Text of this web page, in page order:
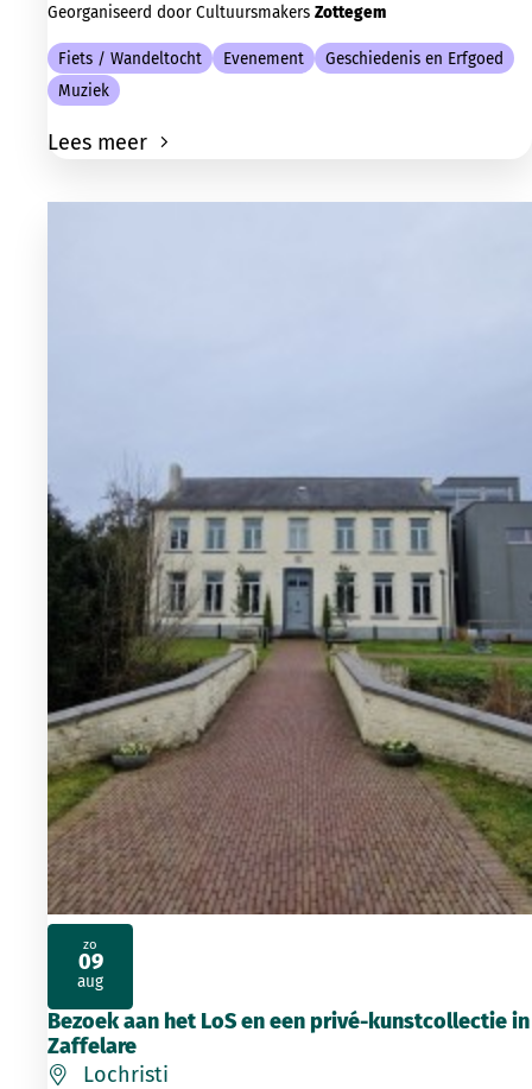
Georganiseerd door Cultuursmakers Zottegem
Fiets / Wandeltocht Evenement
Geschiedenis en Erfgoed
Muziek
Lees meer
Bezoek aan het LoS en een privé-kunstcollectie in
Zaffelare
Lochristi
zo
09
aug
2026